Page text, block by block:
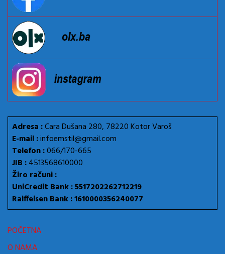
Adresa :Cara Dušana 280, 78220 Kotor Varoš
E-mail :infoemstil@gmail.com
Telefon :066/170-665
JIB :4513568610000
Žiro računi :
UniCredit Bank : 5517202262712219
Raiffeisen Bank : 1610000356240077
POČETNA
O NAMA